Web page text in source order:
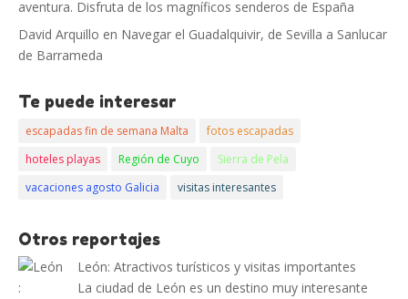
aventura. Disfruta de los magníficos senderos de España
David Arquillo en Navegar el Guadalquivir, de Sevilla a Sanlucar
de Barrameda
Te puede interesar
escapadas fin de semana Malta
fotos escapadas
hoteles playas
Región de Cuyo
Sierra de Pela
vacaciones agosto Galicia
visitas interesantes
Otros reportajes
León: Atractivos turísticos y visitas importantes
La ciudad de León es un destino muy interesante